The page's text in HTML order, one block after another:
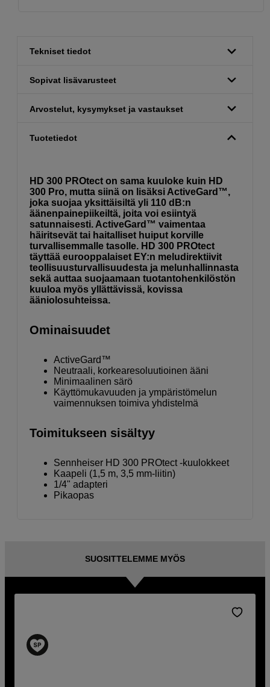
Tekniset tiedot
Sopivat lisävarusteet
Arvostelut, kysymykset ja vastaukset
Tuotetiedot
HD 300 PROtect on sama kuuloke kuin HD
300 Pro, mutta siinä on lisäksi ActiveGard™,
joka suojaa yksittäisiltä yli 110 dB:n
äänenpainepiikeiltä, joita voi esiintyä
satunnaisesti. ActiveGard™ vaimentaa
häiritsevät tai haitalliset huiput korville
turvallisemmalle tasolle. HD 300 PROtect
täyttää eurooppalaiset EY:n meludirektiivit
teollisuusturvallisuudesta ja melunhallinnasta
sekä auttaa suojaamaan tuotantohenkilöstön
kuuloa myös yllättävissä, kovissa
ääniolosuhteissa.
Ominaisuudet
ActiveGard™
Neutraali, korkearesoluutioinen ääni
Minimaalinen särö
Käyttömukavuuden ja ympäristömelun
vaimennuksen toimiva yhdistelmä
Toimitukseen sisältyy
Sennheiser HD 300 PROtect -kuulokkeet
Kaapeli (1,5 m, 3,5 mm-liitin)
1/4" adapteri
Pikaopas
SUOSITTELEMME MYÖS